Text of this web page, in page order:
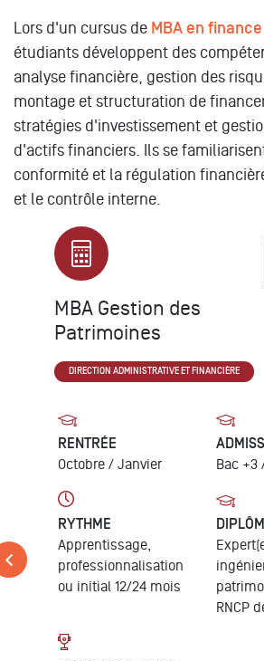
Lors d'un cursus de MBA en finance
étudiants développent des
analyse financière, gestion des
montage et structuration de
stratégies d'investissement et
d'actifs financiers. Ils se
conformité et la régulation
et le contrôle interne.
MBA Gestion des
Patrimoines
DIRECTION ADMINISTRATIVE ET FINANCIÈRE
RENTRÉE
Octobre / Janvier
Bac +3
RYTHME
Apprentissage,
professionnalisation
ou initial 12/24 mois
RNCP